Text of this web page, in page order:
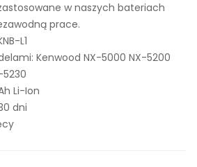
w naszych bateriach
prace.
L1
Kenwood NX-5000 NX-5200
Li-Ion
dni